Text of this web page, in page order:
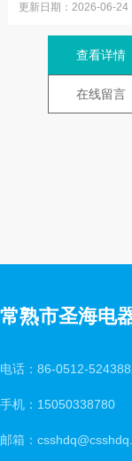
更新日期： 2026-06-24
查看详情
在线留言
常熟市圣海电
电话：86-0512-
手机：15050338780
邮箱：